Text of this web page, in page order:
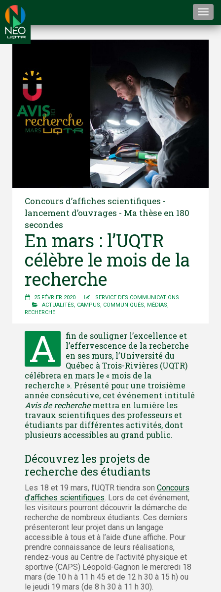
Concours d’affiches scientifiques -
lancement d’ouvrages - Ma thèse en 180
secondes
En mars : l’UQTR
célèbre le mois de la
recherche
25 FÉVRIER 2020
SERVICE DES COMMUNICATIONS
ACTUALITÉS
CAMPUS COMMUNIQUÉS MÉDIAS
RECHERCHE
A
fin de souligner l’excellence et
l’effervescence de la recherche
en ses murs, l’Université du
Québec à Trois-Rivières (UQTR)
célébrera en mars le « mois de la
recherche ». Présenté pour une troisième
année consécutive, cet événement intitulé
Avis de recherchemettra en lumière les
travaux scientifiques des professeurs et
étudiants par différentes activités, dont
plusieurs accessibles au grand public.
Découvrez les projets de
recherche des étudiants
Les 18 et 19 mars, l’UQTR tiendra son Concours
d’affiches scientifiques . Lors de cet événement,
les visiteurs pourront découvrir la démarche de
recherche de nombreux étudiants. Ces derniers
présenteront leur projet dans un langage
accessible à tous et à l’aide d’une affiche. Pour
prendre connaissance de leurs réalisations,
rendez-vous au Centre de l’activité physique et
sportive (CAPS) Léopold-Gagnon le mercredi 18
mars (de 10 h à 11 h 45 et de 12 h 30 à 15 h) ou
le jeudi 19 mars (de 8 h 30 à 11 h 30).